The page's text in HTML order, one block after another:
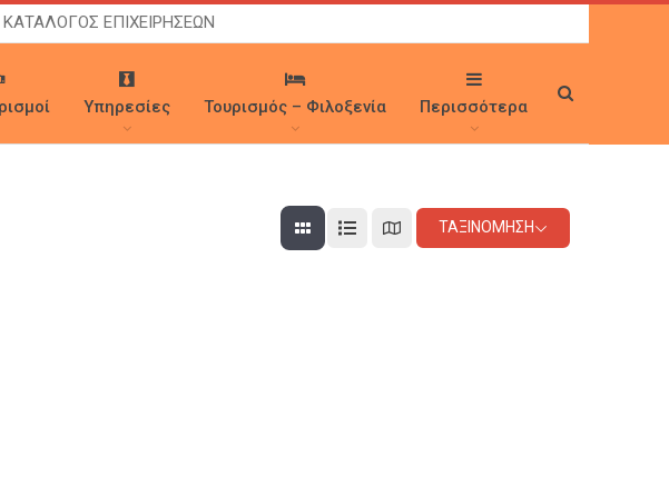
ΚΑΤΑΛΟΓΟΣ ΕΠΙΧΕΙΡΗΣΕΩΝ
Υπηρεσίες Τουρισμός – Φιλοξενία Περισσότερα
ΤΑΞΙΝΌΜΗΣΗ